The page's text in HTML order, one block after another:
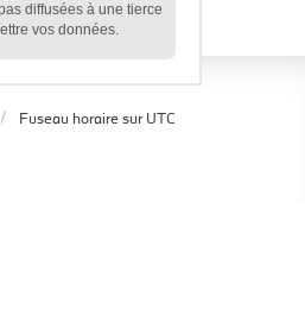
diffusées à une tierce
vos données.
Fuseau horaire surUTC